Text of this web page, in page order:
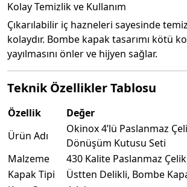
Kolay Temizlik ve Kullanım
Çıkarılabilir iç hazneleri sayesinde
kolaydır. Bombe kapak tasarımı kötü
yayılmasını önler ve hijyen sağlar.
Teknik Özellikler Tablosu
Özellik
Değer
Ürün Adı
Okinox 4’lü Paslanmaz
Dönüşüm Kutusu Seti
Malzeme
430 Kalite Paslanmaz Çelik
Kapak Tipi
Üstten Delikli, Bombe